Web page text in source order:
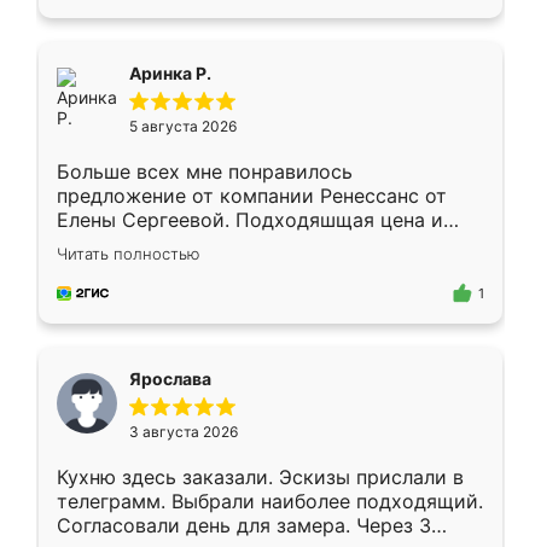
Аринка Р.
5 августа 2026
Больше всех мне понравилось
предложение от компании Ренессанс от
Елены Сергеевой. Подходяшщая цена и
короткие сроки изготовления. Приехавший
для замера сотрудник Владислав
предложил по моему эскизу самый
Читать полностью
1
Ярослава
3 августа 2026
Кухню здесь заказали. Эскизы прислали в
телеграмм. Выбрали наиболее подходящий.
Согласовали день для замера. Через 3